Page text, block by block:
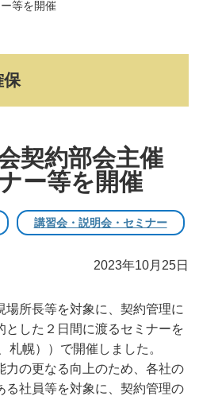
ー等を開催
保
契約部会主催
ー等を開催
講習会・説明会・セミナー
2023年10月25日
所長等を対象に、契約管理に
とした２日間に渡るセミナーを
札幌））で開催しました。
の更なる向上のため、各社の
る社員等を対象に、契約管理の